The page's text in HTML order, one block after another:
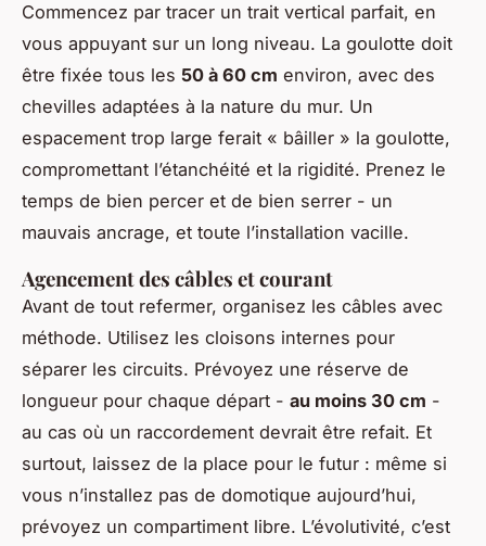
Commencez par tracer un trait vertical parfait, en
vous appuyant sur un long niveau. La goulotte doit
être fixée tous les 50 à 60 cm environ, avec des
chevilles adaptées à la nature du mur. Un
espacement trop large ferait « bâiller » la goulotte,
compromettant l’étanchéité et la rigidité. Prenez le
temps de bien percer et de bien serrer - un
mauvais ancrage, et toute l’installation vacille.
Agencement des câbles et courant
Avant de tout refermer, organisez les câbles avec
méthode. Utilisez les cloisons internes pour
séparer les circuits. Prévoyez une réserve de
longueur pour chaque départ - au moins 30 cm -
au cas où un raccordement devrait être refait. Et
surtout, laissez de la place pour le futur : même si
vous n’installez pas de domotique aujourd’hui,
prévoyez un compartiment libre. L’évolutivité, c’est